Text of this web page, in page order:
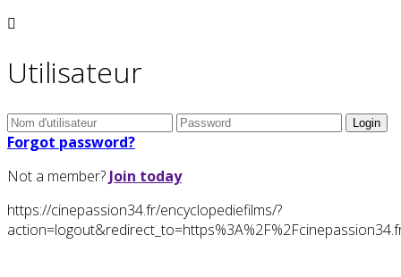
Utilisateur
Forgot password?
Not a member? Join today
https://cinepassion34.fr/encyclopediefilms/?